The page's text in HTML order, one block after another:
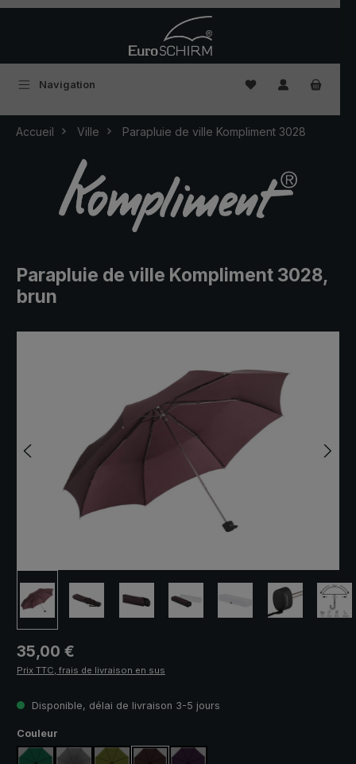
Navigation Vous avez 0
Accueil Ville Parapluie de ville Kompliment 3028
Parapluie de ville Kompliment 3028,
brun
Prix régulier :
35,00 €
Prix TTC, frais de livraison en sus
Disponible, délai de livraison 3-5 jours
Sélectionnez
Couleur